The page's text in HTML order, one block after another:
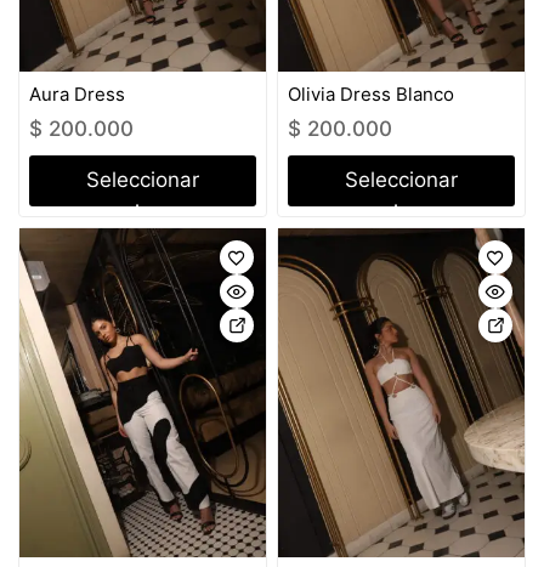
Aura Dress
$ 200.000
Seleccionar
opciones
Olivia Dress Blanco
$ 200.000
Seleccionar
opciones